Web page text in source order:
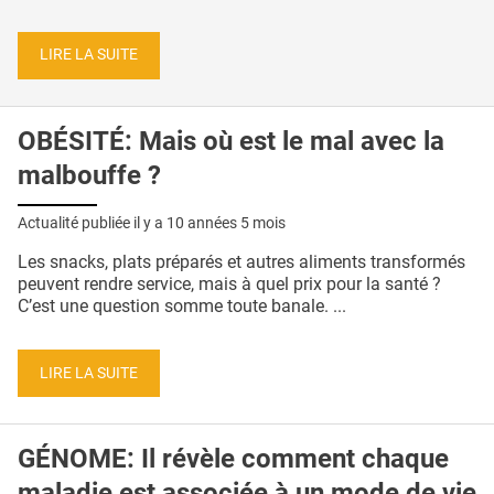
LIRE LA SUITE
OBÉSITÉ: Mais où est le mal avec la
malbouffe ?
Actualité publiée il y a 10 années 5 mois
Les snacks, plats préparés et autres aliments transformés
peuvent rendre service, mais à quel prix pour la santé ?
C’est une question somme toute banale. ...
LIRE LA SUITE
GÉNOME: Il révèle comment chaque